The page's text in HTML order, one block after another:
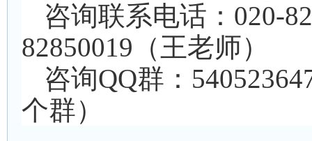
咨询联系电话：020-
82850019（王老师）
咨询QQ群：
个群）